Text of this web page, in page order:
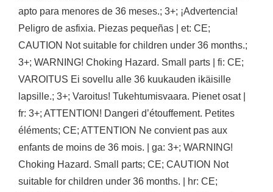
apto para menores de 36 meses.; 3+; ¡Advertencia!
Peligro de asfixia. Piezas pequeñas | et: CE;
CAUTION Not suitable for children under 36 months.;
3+; WARNING! Choking Hazard. Small parts | fi: CE;
VAROITUS Ei sovellu alle 36 kuukauden ikäisille
lapsille.; 3+; Varoitus! Tukehtumisvaara. Pienet osat |
fr: 3+; ATTENTION! Dangeri d’étouffement. Petites
éléments; CE; ATTENTION Ne convient pas aux
enfants de moins de 36 mois. | ga: 3+; WARNING!
Choking Hazard. Small parts; CE; CAUTION Not
suitable for children under 36 months. | hr: CE;